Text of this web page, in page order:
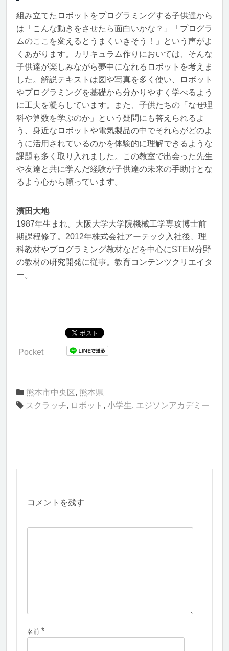
組み立てたロボットをプログラミングする子供達から
は「こんな動きをさせたら面白いかな？」「プログラ
ムのここを変えるとうまくいきそう！」という声がよ
くあがります。カリキュラム作りにおいては、そんな
子供達が楽しみながら夢中になれるロボットを考えま
した。解説テキストは図や写真を多く使い、ロボット
やプログラミングを基礎から分かりやすく学べるよう
に工夫を凝らしています。また、子供たちの「なぜ理
科や算数を学ぶのか」という疑問にも答えられるよ
う、身近なロボットや電気製品の中でそれらがどのよ
うに活用されているのかを体験的に理解できるような
課題も多く取り入れました。この教室で出会った先生
や友達と共に学んだ経験が子供達の未来の手助けとな
るよう心から願っています。
濱田大地
1987年生まれ。大阪大学大学院機械工学専攻博士前
期課程修了。2012年株式会社アーテック入社後、理
科教材やプログラミング教材などを中心にSTEM分野
の教材の研究開発に従事。教育コンテンツクリエイタ
ー。
Pocket
熊本市中央区, 熊本県
スクラッチ, ロボット , 小学生, エジソンアカデミー
コメントを残す
名前 *